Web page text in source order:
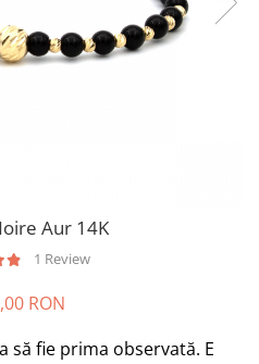
Aur 14K
1 Review
RON
să fie prima observată. E